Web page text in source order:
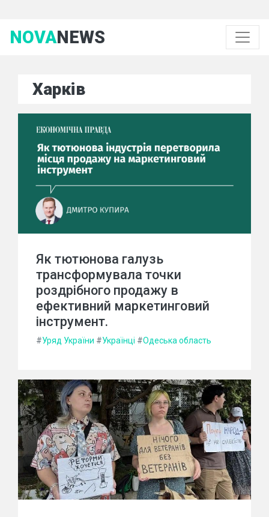
NOVANEWS
Харків
Як тютюнова галузь
трансформувала точки
роздрібного продажу в
ефективний маркетинговий
інструмент.
#Уряд України #Українці #Одеська область